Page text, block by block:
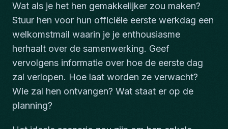
Wat als je het hen gemakkelijker zou maken?
Stuur hen voor hun officiële eerste werkdag een
welkomstmail waarin je je enthousiasme
herhaalt over de samenwerking. Geef
vervolgens informatie over hoe de eerste dag
zal verlopen. Hoe laat worden ze verwacht?
Wie zal hen ontvangen? Wat staat er op de
planning?